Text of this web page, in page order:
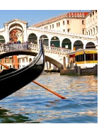
Италию
c
WizzAir
за
1800₴
туда-
обратно!